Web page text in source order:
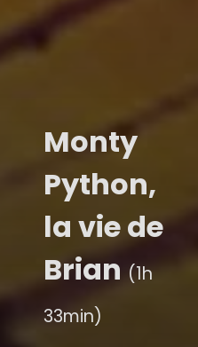
Monty
Python,
la vie de
Brian (1h
33min)